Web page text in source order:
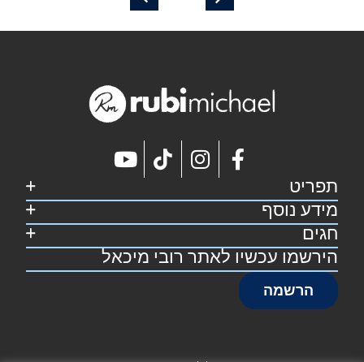
תפריט
דף הבית
קצת על רובי
מתכונים
צרו קשר
מידע נוסף
מפת אתר
הצהרת נגישות
תקנון אתר
חגים
סוכות
פסח
שבועות
הירשמו עכשיו לאתר רובי מיכאל
הרשמה